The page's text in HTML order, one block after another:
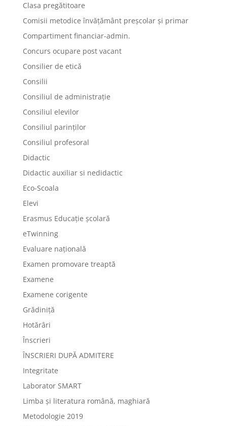
Clasa pregătitoare
Comisii metodice învățământ preșcolar și primar
Compartiment financiar-admin.
Concurs ocupare post vacant
Consilier de etică
Consilii
Consiliul de administrație
Consiliul elevilor
Consiliul parinților
Consiliul profesoral
Didactic
Didactic auxiliar si nedidactic
Eco-Scoala
Elevi
Erasmus Educație școlară
eTwinning
Evaluare națională
Examen promovare treaptă
Examene
Examene corigente
Grădiniță
Hotărâri
Înscrieri
ÎNSCRIERI DUPĂ ADMITERE
Integritate
Laborator SMART
Limba şi literatura română, maghiară
Metodologie 2019